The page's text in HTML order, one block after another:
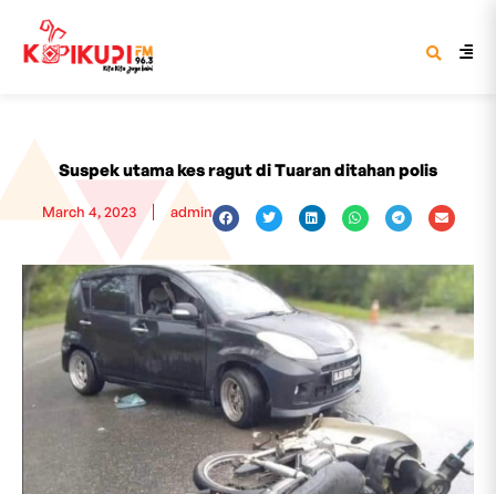
Suspek utama kes ragut di Tuaran ditahan polis
March 4, 2023 admin